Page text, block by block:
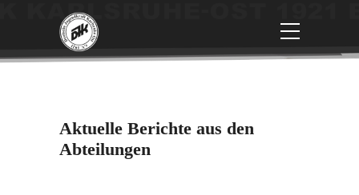
Aktuelle Berichte aus den
Abteilungen